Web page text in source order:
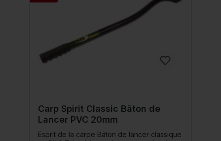
Carp Spirit Classic Bâton de
Lancer PVC 20mm
Esprit de la carpe Bâton de lancer classique